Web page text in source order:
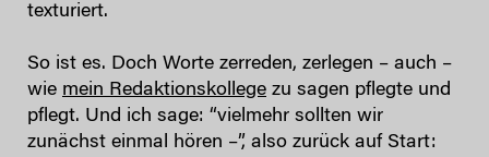
texturiert.
So ist es. Doch Worte zerreden, zerlegen – auch –
wie mein Redaktionskollege zu sagen pflegte und
pflegt. Und ich sage: “vielmehr sollten wir
zunächst einmal hören –”, also zurück auf Start: